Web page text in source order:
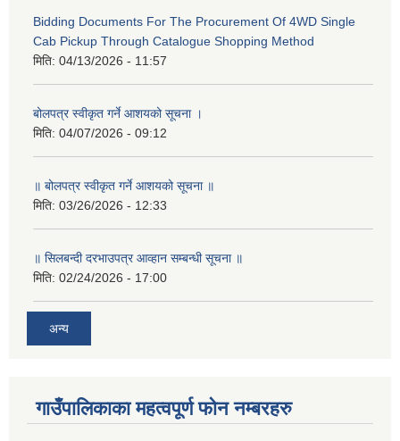
Bidding Documents For The Procurement Of 4WD Single
Cab Pickup Through Catalogue Shopping Method
मिति: 04/13/2026 - 11:57
बोलपत्र स्वीकृत गर्ने आशयको सूचना ।
मिति: 04/07/2026 - 09:12
॥ बोलपत्र स्वीकृत गर्ने आशयको सूचना ॥
मिति: 03/26/2026 - 12:33
॥ सिलबन्दी दरभाउपत्र आव्हान सम्बन्धी सूचना ॥
मिति: 02/24/2026 - 17:00
अन्य
गाउँपालिकाका महत्वपूर्ण फोन नम्बरहरु